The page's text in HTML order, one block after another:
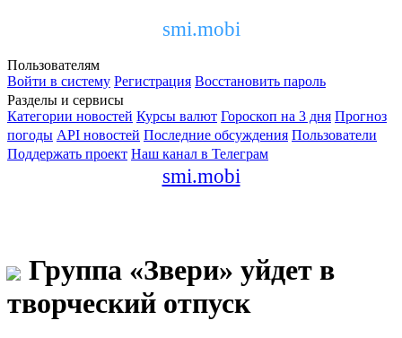
smi.mobi
Пользователям
Войти в систему Регистрация Восстановить пароль
Разделы и сервисы
Категории новостей Курсы валют Гороскоп на 3 дня Прогноз
погоды API новостей Последние обсуждения Пользователи
Поддержать проект Наш канал в Телеграм
smi.mobi
Группа «Звери» уйдет в
творческий отпуск